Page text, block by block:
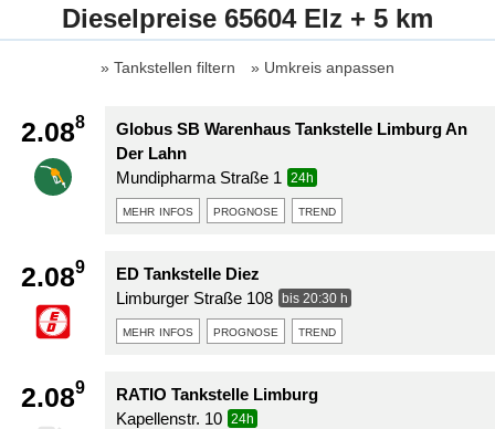
Dieselpreise 65604 Elz + 5 km
Tankstellen filtern Umkreis anpassen
2.088
Globus SB Warenhaus Tankstelle Limburg An
Der Lahn
Mundipharma Straße 1
24h
mehr infos prognose trend
2.089
ED Tankstelle Diez
Limburger Straße 108
bis 20:30 h
mehr infos prognose trend
2.089
RATIO Tankstelle Limburg
Kapellenstr. 10
24h